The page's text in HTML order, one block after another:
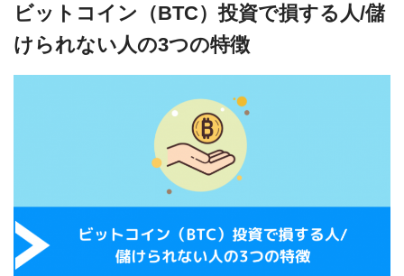
ビットコイン（BTC）投資で損する人/儲
けられない人の3つの特徴